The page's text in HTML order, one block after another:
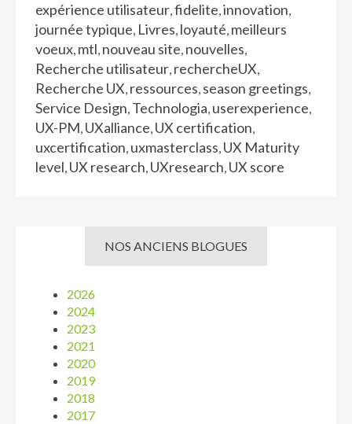
expérience utilisateur,fidelite,innovation,
journée typique, Livres, loyauté, meilleurs
voeux, mtl, nouveau site, nouvelles,
Recherche utilisateur, rechercheUX,
Recherche UX, ressources, season greetings,
Service Design, Technologia, userexperience,
UX-PM, UXalliance, UX certification,
uxcertification, uxmasterclass, UX Maturity
level, UX research, UXresearch, UX score
NOS ANCIENS BLOGUES
2026
2024
2023
2021
2020
2019
2018
2017